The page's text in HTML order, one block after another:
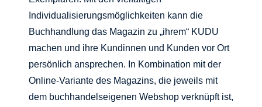
Individualisierungsmöglichkeiten kann die
Buchhandlung das Magazin zu „ihrem“ KUDU
machen und ihre Kundinnen und Kunden vor Ort
persönlich ansprechen. In Kombination mit der
Online-Variante des Magazins, die jeweils mit
dem buchhandelseigenen Webshop verknüpft ist,